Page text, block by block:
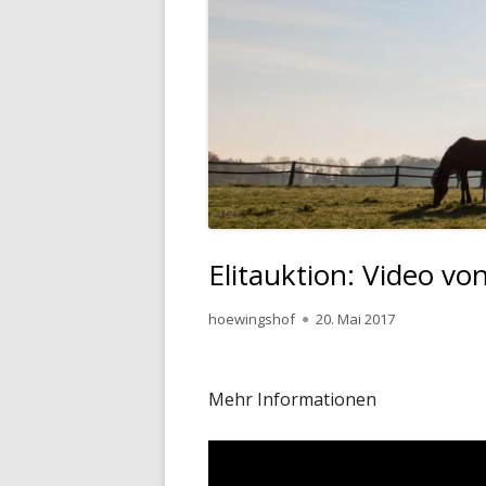
Elitauktion: Video
Autor
hoewingshof
Veröffentlicht
20. Mai 2017
Mehr Informationen